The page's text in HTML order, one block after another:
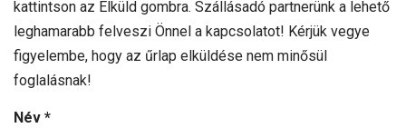
kattintson az Elküld gombra. Szállásadó partnerünk a lehető